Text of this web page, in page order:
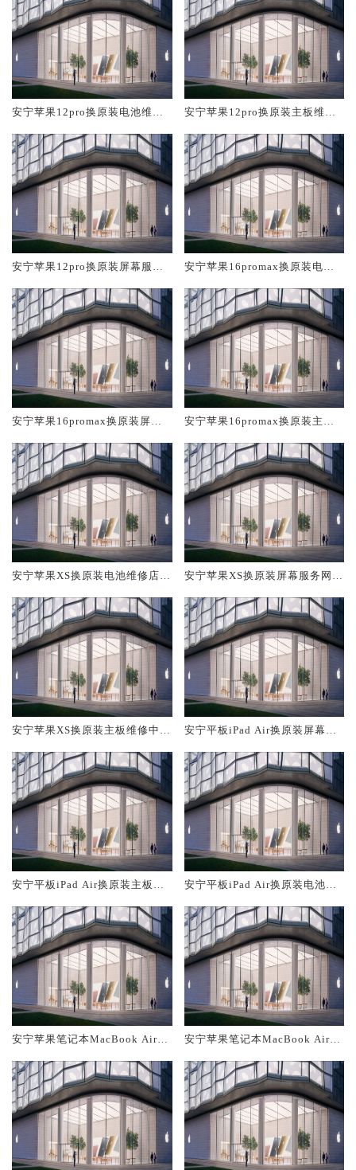
安宁苹果12pro换原装电池维修
安宁苹果12pro换原装主板维修
安宁苹果12pro换原装屏幕服务
安宁苹果16promax换原装电池
安宁苹果16promax换原装屏幕
安宁苹果16promax换原装主板
安宁苹果XS换原装电池维修店大
安宁苹果XS换原装屏幕服务网点
安宁苹果XS换原装主板维修中心
安宁平板iPad Air换原装屏幕服
安宁平板iPad Air换原装主板维
安宁平板iPad Air换原装电池维
安宁苹果笔记本MacBook Air换
安宁苹果笔记本MacBook Air换